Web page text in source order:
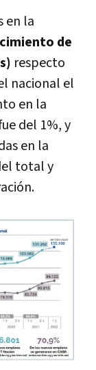
en la
de
respecto
nacional el
en la
del 1%, y
en la
total y